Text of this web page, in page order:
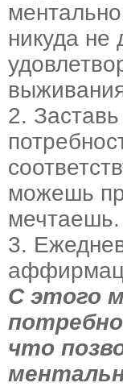
никуда не
2.
можешь
мечтаешь.
3.
С этого
что